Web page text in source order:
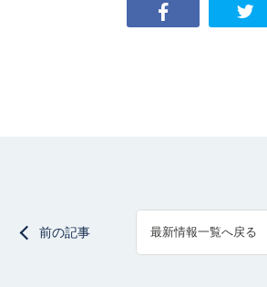
前の記事 最新情報一覧へ戻る